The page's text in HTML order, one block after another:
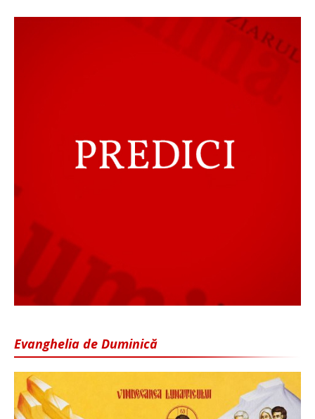
Evanghelia de Duminică